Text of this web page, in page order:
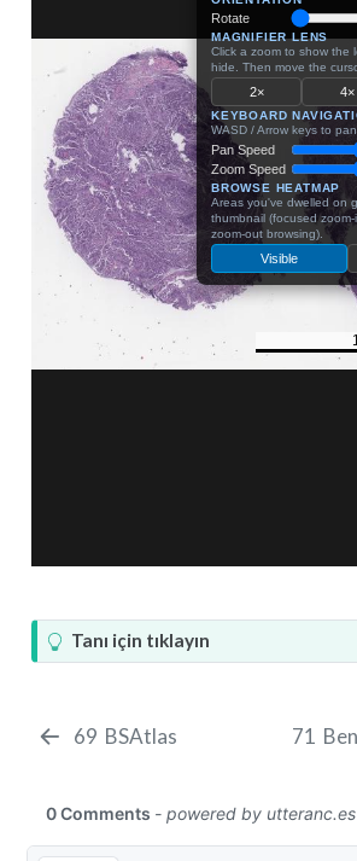
İ
p
u
Tanı için tıklayın
69 BSAtlas 71